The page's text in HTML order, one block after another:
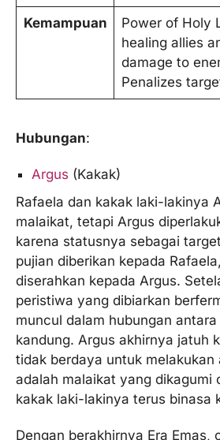
Kemampuan
Power of Holy
healing allies
damage to
Penalizes
Hubungan:
Argus (Kakak)
Rafaela dan kakak laki-lakinya
malaikat, tetapi Argus
karena statusnya sebagai
pujian diberikan kepada
diserahkan kepada Argus.
peristiwa yang dibiarkan
muncul dalam hubungan
kandung. Argus akhirnya jatuh
tidak berdaya untuk melakukan
adalah malaikat yang dikagumi
kakak laki-lakinya terus binasa
Dengan berakhirnya Era Emas,